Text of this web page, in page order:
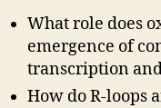
What role does
emergence of
transcription
How do R-loops